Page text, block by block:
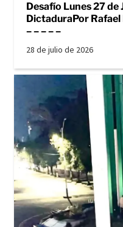
Desafío Lunes 27 de
DictaduraPor Rafael
– – – – –
28 de julio de 2026